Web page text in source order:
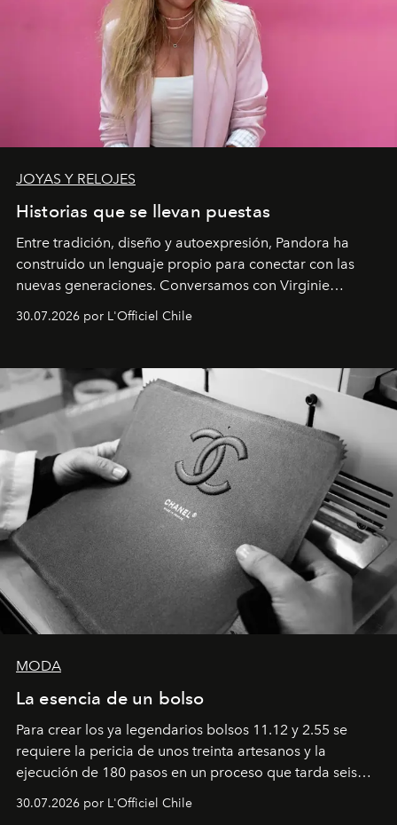
JOYAS Y RELOJES
Historias que se llevan puestas
Entre tradición, diseño y autoexpresión, Pandora ha
construido un lenguaje propio para conectar con las
nuevas generaciones. Conversamos con Virginie
Latinoamérica, sobre identidad, cultura y el valor
30.07.2026 por L'Officiel Chile
MODA
La esencia de un bolso
Para crear los ya legendarios bolsos 11.12 y 2.55 se
requiere la pericia de unos treinta artesanos y la
ejecución de 180 pasos en un proceso que tarda seis
que se enseña solamente en la escuela de formación de
30.07.2026 por L'Officiel Chile